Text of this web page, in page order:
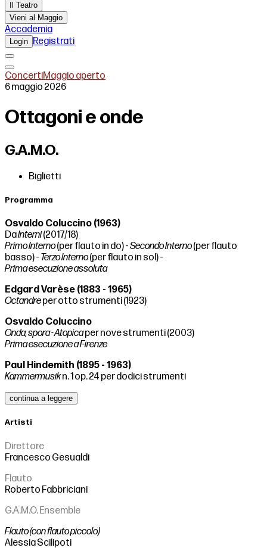
Il Teatro
Vieni al Maggio
Accademia
Login Registrati
ConcertiMaggio aperto
6 maggio 2026
Ottagoni e onde
G.A.M.O.
Biglietti
Programma
Osvaldo Coluccino (1963)
DaInterni(2017/18)
Primo Interno(per flauto in do) -Secondo Interno(per flauto
basso) - Terzo Interno(per flauto in sol) -
Prima esecuzione assoluta
Edgard Varèse (1883 - 1965)
Octandreper otto strumenti (1923)
Osvaldo Coluccino
Onda, spora - Atopicaper nove strumenti (2003)
Prima esecuzione a Firenze
Paul Hindemith (1895 - 1963)
Kammermusikn. 1 op. 24 per dodici strumenti
continua a leggere
Artisti
Direttore
Francesco Gesualdi
Flauto
Roberto Fabbriciani
G.A.M.O. Ensemble
Flauto (con flauto piccolo)
Alessia Scilipoti